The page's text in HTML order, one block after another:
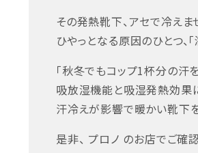
その発熱靴下、アセで冷え
ひやっとなる原因のひとつ、
「秋冬でもコップ1杯分の
吸放湿機能と吸湿発熱効果
汗冷えが影響で暖かい靴下
是非、 プロノ のお店でご確認